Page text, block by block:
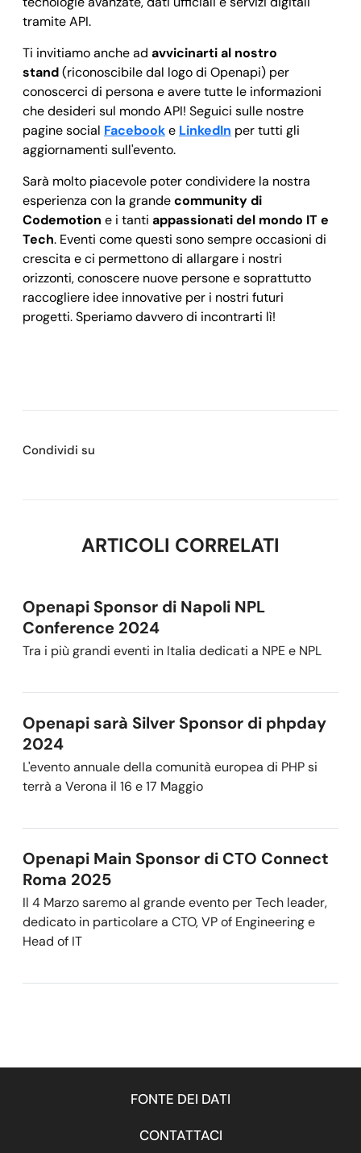
tramite API.
Ti invitiamo anche ad avvicinarti al nostro
stand(riconoscibile dal logo di Openapi) per
conoscerci di persona e avere tutte le informazioni
che desideri sul mondo API! Seguici sulle nostre
pagine social Facebooke LinkedIn per tutti gli
aggiornamenti sull'evento.
Sarà molto piacevole poter condividere la nostra
esperienza con la grandecommunity di
Codemotion e i tanti appassionati del mondo IT e
Tech. Eventi come questi sono sempre occasioni di
crescita e ci permettono di allargare i nostri
orizzonti, conoscere nuove persone e soprattutto
raccogliere idee innovative per i nostri futuri
progetti. Speriamo davvero di incontrarti lì!
Condividi su
ARTICOLI CORRELATI
Openapi Sponsor di Napoli NPL
Conference 2024
Tra i più grandi eventi in Italia dedicati a NPE e NPL
Openapi sarà Silver Sponsor di phpday
2024
L'evento annuale della comunità europea di PHP si
terrà a Verona il 16 e 17 Maggio
Openapi Main Sponsor di CTO Connect
Roma 2025
Il 4 Marzo saremo al grande evento per Tech leader,
dedicato in particolare a CTO, VP of Engineering e
Head of IT
FONTE DEI DATI
CONTATTACI